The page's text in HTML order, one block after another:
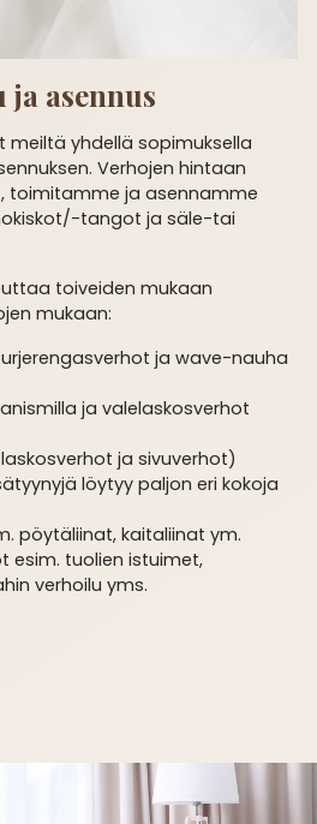
asennus
meiltä yhdellä sopimuksella
Verhojen hintaan
toimitamme ja asennamme
tangot ja säle-tai
toiveiden mukaan
mukaan:
ja wave-nauha
ja valelaskos­verhot
ja sivuverhot)
löytyy paljon eri kokoja
pöytäliinat, kaitaliinat ym.
esim. tuolien istuimet,
verhoilu yms.